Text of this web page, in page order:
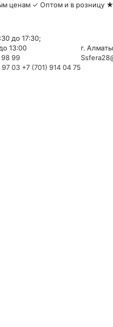
ценам ✓ Оптом и в
до 17:30;
13:00
98 99
97 03 +7 (701) 914 04 75
г.